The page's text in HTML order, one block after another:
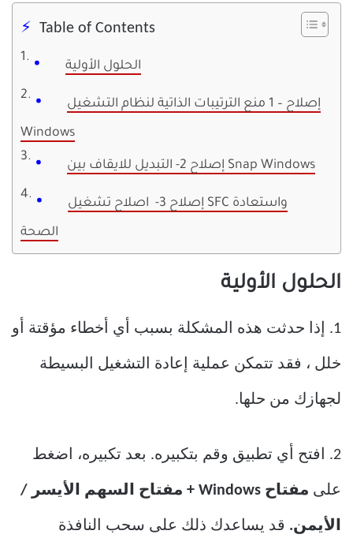
Table of Contents
الحلول الأولية
إصلاح – 1 منع الترتيبات الذاتية لنظام التشغيل
Windows
إصلاح 2- التبديل للايقاف بين Snap Windows
إصلاح 3- اصلاح تشغيل SFC واستعادة
الصحة
الحلول الأولية
1. إذا حدثت هذه المشكلة بسبب أي أخطاء مؤقتة أو
خلل ، فقد تتمكن عملية إعادة التشغيل البسيطة
لجهازك من حلها.
2. افتح أي تطبيق وقم بتكبيره. بعد تكبيره، اضغط
على مفتاح Windows + مفتاح السهم الأيسر /
الأيمن. قد يساعدك ذلك على سحب النافذة